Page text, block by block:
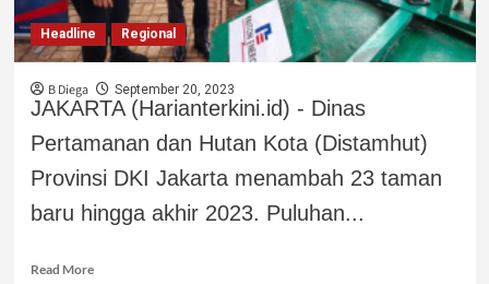
Headline Regional
B Diega September 20, 2023
JAKARTA (Harianterkini.id) - Dinas
Pertamanan dan Hutan Kota (Distamhut)
Provinsi DKI Jakarta menambah 23 taman
baru hingga akhir 2023. Puluhan...
Read More